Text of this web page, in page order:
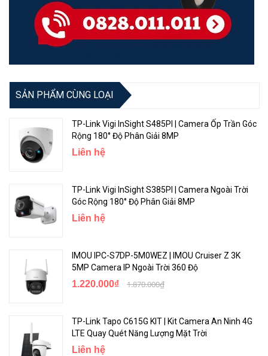
được trang bị vô số công nghệ giúp nâng cao
vấn đề xử lý trong nhiều trường hợp không hoàn hảo, bao gồm: IR
thông minh, WDR, 3D DNR và Tầm Nhìn Đêm.
Tích Hợp Mic Đàm Thoại Hai Chiều
cuộc nói chuyện hai chiều trong khi xem nguồn cấp dữ liệu của bạn
từ mọi nơi.
SẢN PHẨM CÙNG LOẠI
TP-Link Vigi InSight S485PI | Camera Ốp Trần Góc
Rộng 180° Độ Phân Giải 8MP
Liên hệ
TP-Link Vigi InSight S385PI | Camera Ngoài Trời
Góc Rộng 180° Độ Phân Giải 8MP
Liên hệ
IMOU IPC-S7DP-5M0WEZ | IMOU Cruiser Z 3K
5MP Camera IP Ngoài Trời 360 Độ
1.220.000₫ 1.870.000₫
TP-Link Tapo C615G KIT | Kit Camera An Ninh 4G
LTE Quay Quét Năng Lượng Mặt Trời
Liên hệ